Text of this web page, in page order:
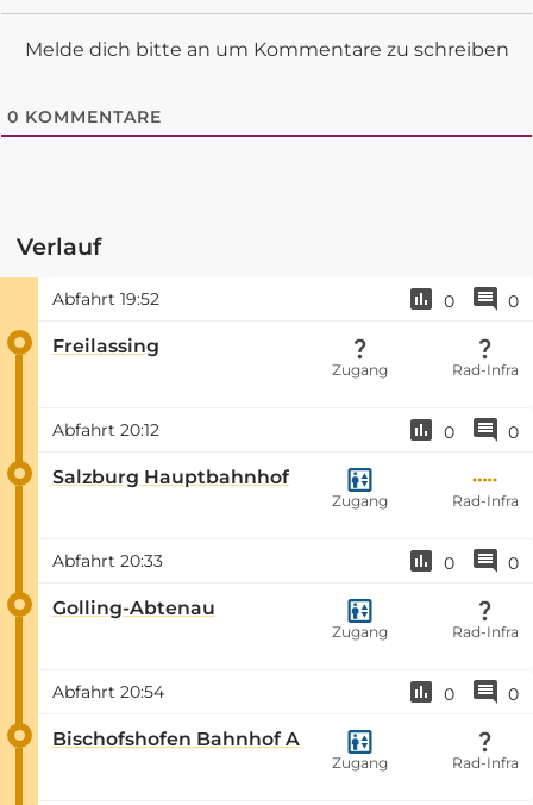
Melde dich bitte an um Kommentare zu schreiben
0 KOMMENTARE
Verlauf
Abfahrt 19:52 0 0
Freilassing
Zugang Rad-Infra
Abfahrt 20:12 0 0
Salzburg Hauptbahnhof
Zugang Rad-Infra
Abfahrt 20:33 0 0
Golling-Abtenau
Zugang Rad-Infra
Abfahrt 20:54 0 0
Bischofshofen Bahnhof A
Zugang Rad-Infra